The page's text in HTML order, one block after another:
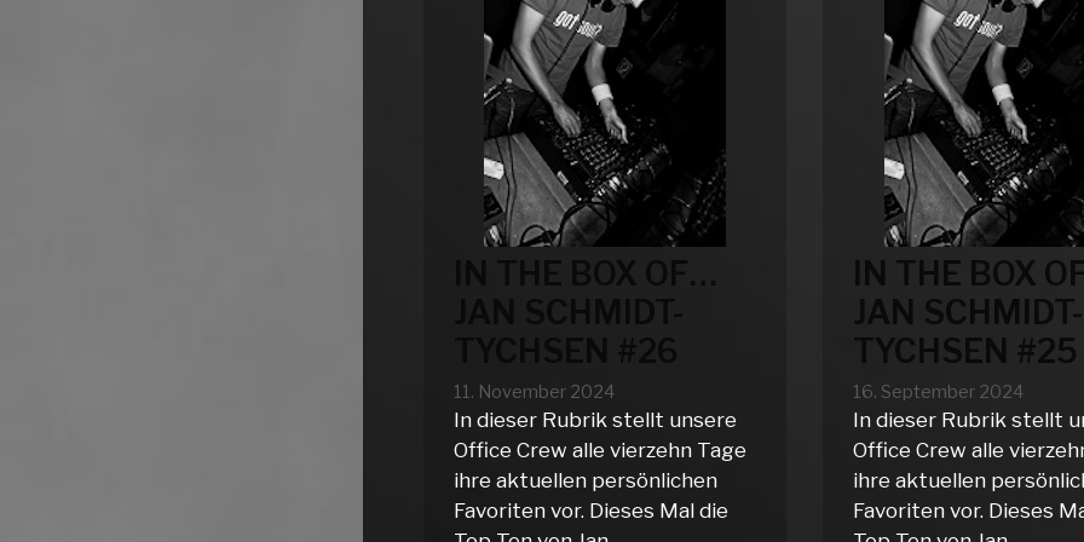
IN THE BOX OF…
11. November 2024
In dieser Rubrik stellt unsere
Office Crew alle vierzehn Tage
ihre aktuellen persönlichen
Favoriten vor. Dieses Mal die
IN THE BOX
JAN SCHMIDT-
TYCHSEN #25
16. September 2024
In dieser Rubrik stellt
Office Crew alle
ihre aktuellen
Favoriten vor. Dieses